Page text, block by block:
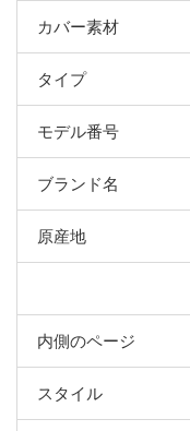
カバー素材
タイプ
モデル番号
ブランド名
原産地
内側のページ
スタイル